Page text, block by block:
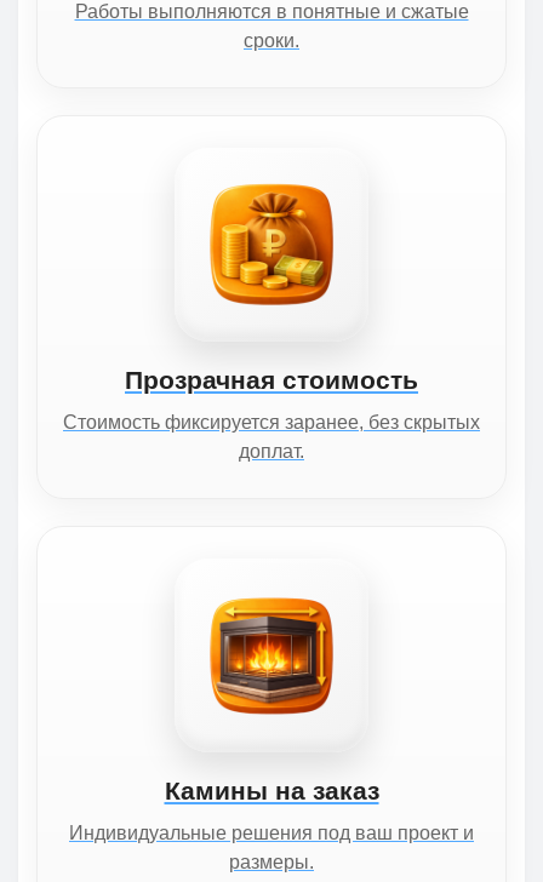
Работы выполняются в понятные и сжатые
сроки.
Прозрачная стоимость
Стоимость фиксируется заранее, без скрытых
доплат.
Камины на заказ
Индивидуальные решения под ваш проект и
размеры.